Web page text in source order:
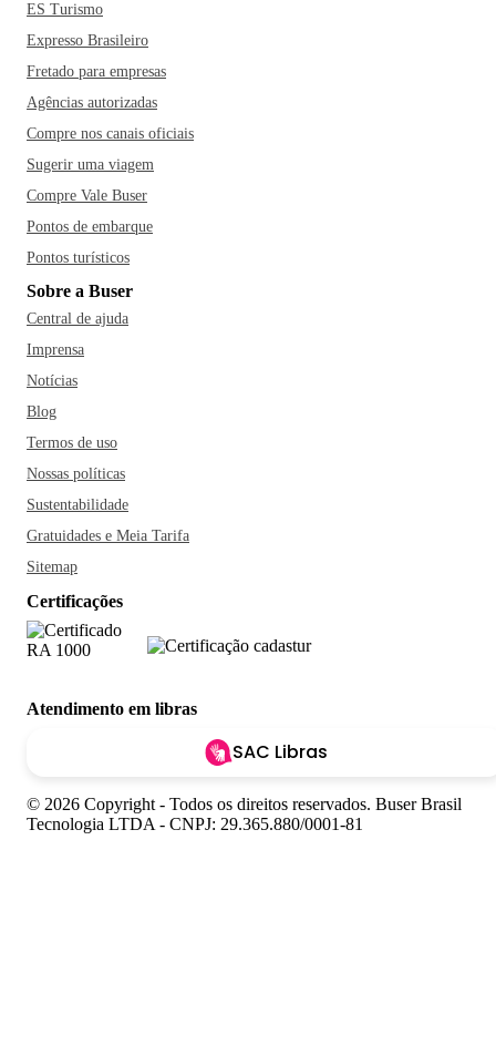
ES Turismo
Expresso Brasileiro
Fretado para empresas
Agências autorizadas
Compre nos canais oficiais
Sugerir uma viagem
Compre Vale Buser
Pontos de embarque
Pontos turísticos
Sobre a Buser
Central de ajuda
Imprensa
Notícias
Blog
Termos de uso
Nossas políticas
Sustentabilidade
Gratuidades e Meia Tarifa
Sitemap
Certificações
Atendimento em libras
SAC Libras
© 2026 Copyright - Todos os direitos reservados. Buser Brasil
Tecnologia LTDA - CNPJ: 29.365.880/0001-81